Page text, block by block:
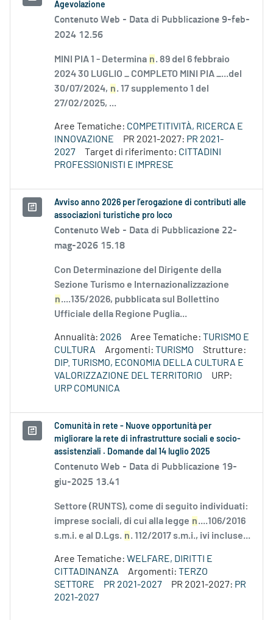
Agevolazione
Contenuto Web - Data di Pubblicazione 9-feb-
2024 12.56
MINI PIA 1 - Determina n. 89 del 6 febbraio
2024 30 LUGLIO _ COMPLETO MINI PIA _...del
30/07/2024, n. 17 supplemento 1 del
27/02/2025, ...
Aree Tematiche: COMPETITIVITÀ, RICERCA E
INNOVAZIONE
PR 2021-2027: PR 2021-
2027
Target di riferimento: CITTADINI
PROFESSIONISTI E IMPRESE
Avviso anno 2026 per l’erogazione di contributi alle
associazioni turistiche pro loco
Contenuto Web - Data di Pubblicazione 22-
mag-2026 15.18
Con Determinazione del Dirigente della
Sezione Turismo e Internazionalizzazione
n....135/2026, pubblicata sul Bollettino
Ufficiale della Regione Puglia...
Annualità: 2026 Aree Tematiche: TURISMO E
CULTURA
Argomenti: TURISMO
Strutture:
DIP. TURISMO, ECONOMIA DELLA CULTURA E
VALORIZZAZIONE DEL TERRITORIO
URP:
URP COMUNICA
Comunità in rete - Nuove opportunità per
migliorare la rete di infrastrutture sociali e socio-
assistenziali . Domande dal 14 luglio 2025
Contenuto Web - Data di Pubblicazione 19-
giu-2025 13.41
Settore (RUNTS), come di seguito individuati:
imprese sociali, di cui alla legge n....106/2016
s.m.i. e al D.Lgs. n. 112/2017 s.m.i., ivi incluse...
Aree Tematiche: WELFARE, DIRITTI E
CITTADINANZA
Argomenti: TERZO
SETTORE
PR 2021-2027 PR 2021-2027: PR
2021-2027